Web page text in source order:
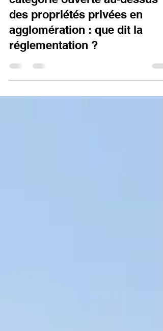
Survols de drones en
catégorie ouverte au-dessus
des propriétés privées en
agglomération : que dit la
réglementation ?